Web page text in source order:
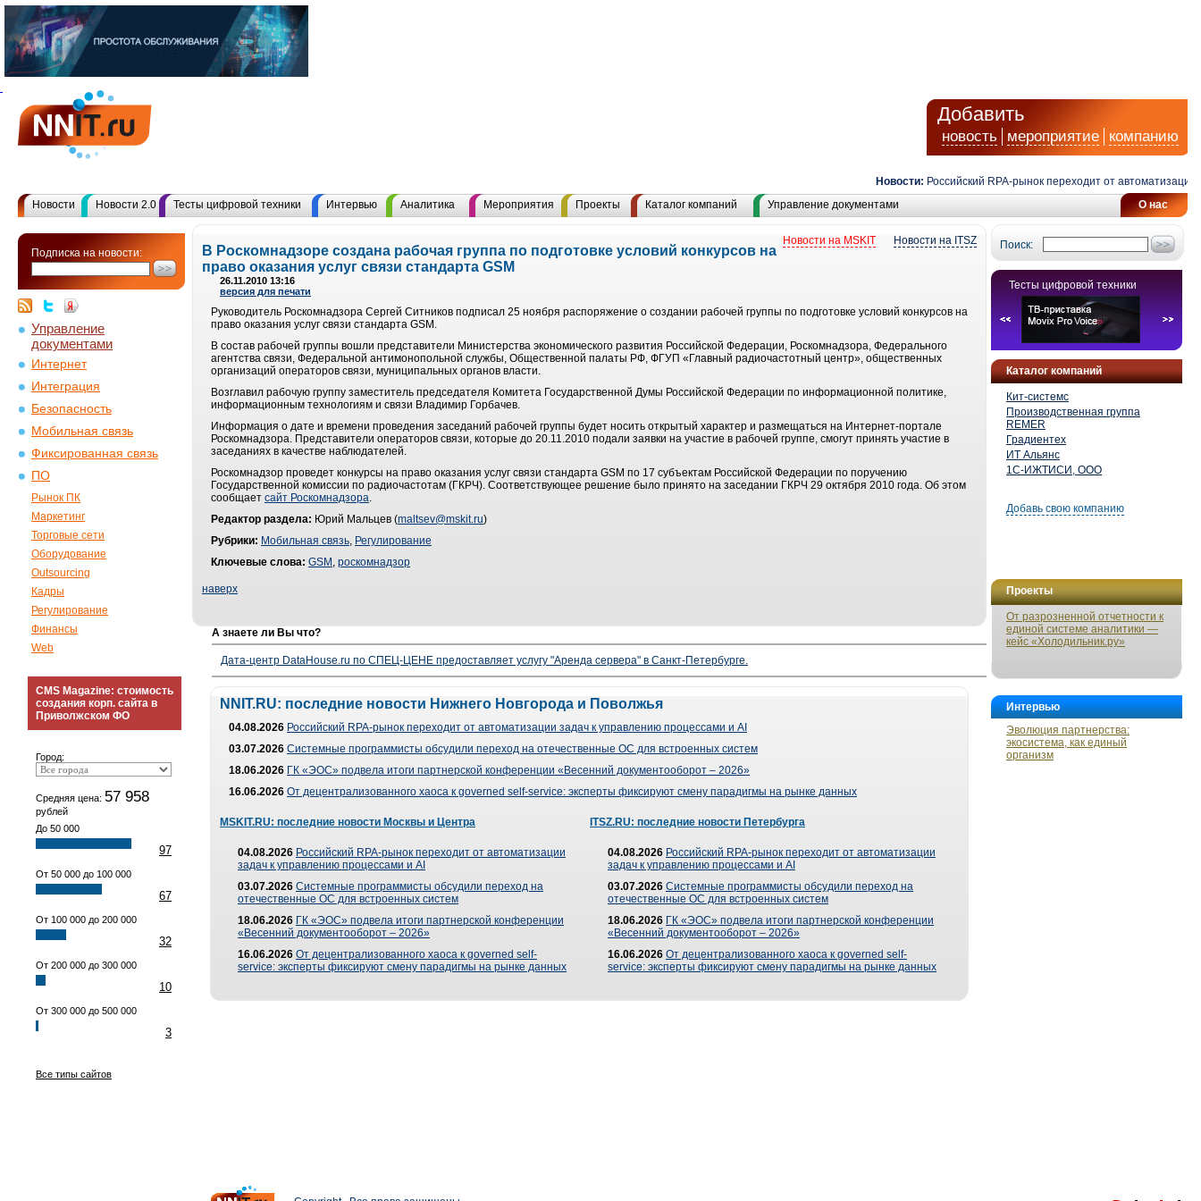
Добавить
новость мероприятие компанию
Новости: Российский RPA-рынок переходит от автоматизации
О нас
Новости Новости 2.0 Тесты цифровой техники Интервью Аналитика Мероприятия Проекты Каталог компаний Управление документами
Подписка на новости:
Управление
документами
Интернет
Интеграция
Безопасность
Мобильная связь
Фиксированная связь
ПО
Рынок ПК
Маркетинг
Торговые сети
Оборудование
Outsourcing
Кадры
Регулирование
Финансы
Web
CMS Magazine: стоимость
создания корп. сайта в
Приволжском ФО
Город:
Средняя цена: 57 958
рублей
До 50 000
97
От 50 000 до 100 000
67
От 100 000 до 200 000
32
От 200 000 до 300 000
10
От 300 000 до 500 000
3
Все типы сайтов
Поиск:
Тесты цифровой техники
Каталог компаний
Кит-системс
Производственная группа
REMER
Градиентех
ИТ Альянс
1С-ИЖТИСИ, ООО
Добавь свою компанию
Проекты
От разрозненной отчетности к
единой системе аналитики —
кейс «Холодильник.ру»
Интервью
Эволюция партнерства:
экосистема, как единый
организм
Новости на ITSZ
Новости на MSKIT
В Роскомнадзоре создана рабочая группа по подготовке условий конкурсов на
право оказания услуг связи стандарта GSM
26.11.2010 13:16
версия для печати
Руководитель Роскомнадзора Сергей Ситников подписал 25 ноября распоряжение о создании рабочей группы по подготовке условий конкурсов на
право оказания услуг связи стандарта GSM.
В состав рабочей группы вошли представители Министерства экономического развития Российской Федерации, Роскомнадзора, Федерального
агентства связи, Федеральной антимонопольной службы, Общественной палаты РФ, ФГУП «Главный радиочастотный центр», общественных
организаций операторов связи, муниципальных органов власти.
Возглавил рабочую группу заместитель председателя Комитета Государственной Думы Российской Федерации по информационной политике,
информационным технологиям и связи Владимир Горбачев.
Информация о дате и времени проведения заседаний рабочей группы будет носить открытый характер и размещаться на Интернет-портале
Роскомнадзора. Представители операторов связи, которые до 20.11.2010 подали заявки на участие в рабочей группе, смогут принять участие в
заседаниях в качестве наблюдателей.
Роскомнадзор проведет конкурсы на право оказания услуг связи стандарта GSM по 17 субъектам Российской Федерации по поручению
Государственной комиссии по радиочастотам (ГКРЧ). Соответствующее решение было принято на заседании ГКРЧ 29 октября 2010 года. Об этом
сообщает сайт Роскомнадзора.
Редактор раздела: Юрий Мальцев (maltsev@mskit.ru)
Рубрики: Мобильная связь, Регулирование
Ключевые слова: GSM , роскомнадзор
наверх
А знаете ли Вы что?
Дата-центр DataHouse.ru по СПЕЦ-ЦЕНЕ предоставляет услугу "Аренда сервера" в Санкт-Петербурге.
NNIT.RU: последние новости Нижнего Новгорода и Поволжья
04.08.2026 Российский RPA-рынок переходит от автоматизации задач к управлению процессами и AI
03.07.2026 Системные программисты обсудили переход на отечественные ОС для встроенных систем
18.06.2026 ГК «ЭОС» подвела итоги партнерской конференции «Весенний документооборот – 2026»
16.06.2026 От децентрализованного хаоса к governed self-service: эксперты фиксируют смену парадигмы на рынке данных
MSKIT.RU: последние новости Москвы и Центра
04.08.2026 Российский RPA-рынок переходит от автоматизации
задач к управлению процессами и AI
03.07.2026 Системные программисты обсудили переход на
отечественные ОС для встроенных систем
18.06.2026 ГК «ЭОС» подвела итоги партнерской конференции
«Весенний документооборот – 2026»
16.06.2026 От децентрализованного хаоса к governed self-
service: эксперты фиксируют смену парадигмы на рынке данных
ITSZ.RU: последние новости Петербурга
04.08.2026 Российский RPA-рынок переходит от автоматизации
задач к управлению процессами и AI
03.07.2026 Системные программисты обсудили переход на
отечественные ОС для встроенных систем
18.06.2026 ГК «ЭОС» подвела итоги партнерской конференции
«Весенний документооборот – 2026»
16.06.2026 От децентрализованного хаоса к governed self-
service: эксперты фиксируют смену парадигмы на рынке данных